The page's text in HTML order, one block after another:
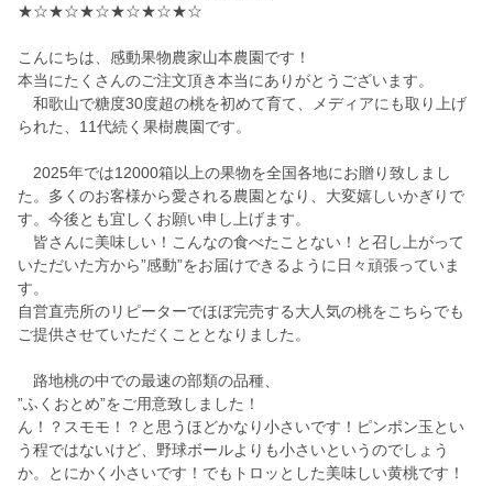
★☆★☆★☆★☆★☆★☆
こんにちは、感動果物農家山本農園です！
本当にたくさんのご注文頂き本当にありがとうございます。
和歌山で糖度30度超の桃を初めて育て、メディアにも取り上げ
られた、11代続く果樹農園です。
2025年では12000箱以上の果物を全国各地にお贈り致しまし
た。多くのお客様から愛される農園となり、大変嬉しいかぎりで
す。今後とも宜しくお願い申し上げます。
皆さんに美味しい！こんなの食べたことない！と召し上がって
いただいた方から”感動”をお届けできるように日々頑張っていま
す。
自営直売所のリピーターでほぼ完売する大人気の桃をこちらでも
ご提供させていただくこととなりました。
路地桃の中での最速の部類の品種、
”ふくおとめ”をご用意致しました！
ん！？スモモ！？と思うほどかなり小さいです！ピンポン玉とい
う程ではないけど、野球ボールよりも小さいというのでしょう
か。とにかく小さいです！でもトロッとした美味しい黄桃です！